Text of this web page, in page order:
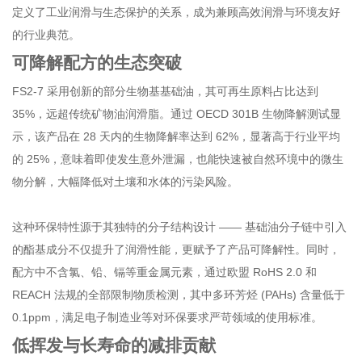
q1508@126.COM
深圳市南山区前海路振业国际商务中心21楼2102
定义了工业润滑与生态保护的关系，成为兼顾高效润滑与环境友好
的行业典范。
可降解配方的生态突破
FS2-7 采用创新的部分生物基基础油，其可再生原料占比达到
35%，远超传统矿物油润滑脂。通过 OECD 301B 生物降解测试显
示，该产品在 28 天内的生物降解率达到 62%，显著高于行业平均
的 25%，意味着即使发生意外泄漏，也能快速被自然环境中的微生
物分解，大幅降低对土壤和水体的污染风险。
这种环保特性源于其独特的分子结构设计 —— 基础油分子链中引入
的酯基成分不仅提升了润滑性能，更赋予了产品可降解性。同时，
配方中不含氯、铅、镉等重金属元素，通过欧盟 RoHS 2.0 和
REACH 法规的全部限制物质检测，其中多环芳烃 (PAHs) 含量低于
0.1ppm，满足电子制造业等对环保要求严苛领域的使用标准。
低挥发与长寿命的减排贡献